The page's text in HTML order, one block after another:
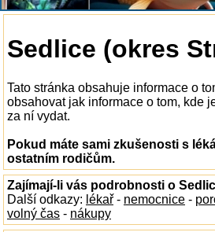
Sedlice (okres
Tato stránka obsahuje informace o
obsahovat jak informace o tom, kde
za ní vydat.
Pokud máte sami zkušenosti s
ostatním rodičům.
Zajímají-li vás podrobnosti o
Další odkazy: lékař - nemocnice -
volný čas - nákupy